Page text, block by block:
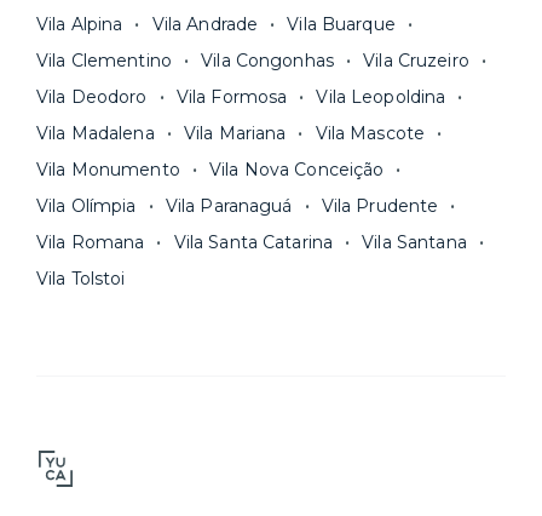
Vila Alpina
Vila Andrade
Vila Buarque
Vila Clementino
Vila Congonhas
Vila Cruzeiro
Vila Deodoro
Vila Formosa
Vila Leopoldina
Vila Madalena
Vila Mariana
Vila Mascote
Vila Monumento
Vila Nova Conceição
Vila Olímpia
Vila Paranaguá
Vila Prudente
Vila Romana
Vila Santa Catarina
Vila Santana
Vila Tolstoi